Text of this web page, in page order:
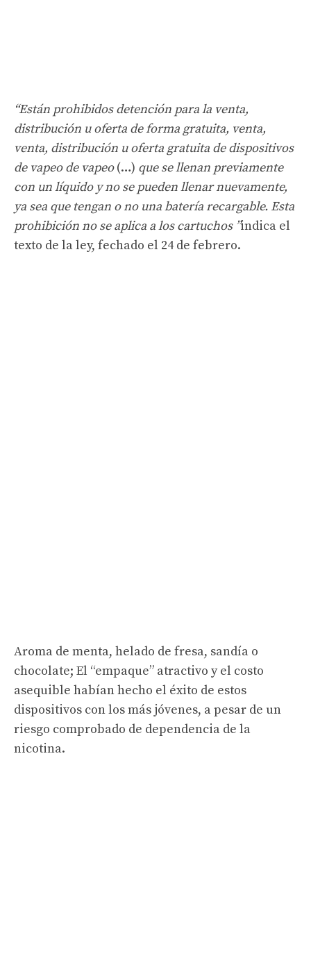
“Están prohibidos detención para la venta,
distribución u oferta de forma gratuita, venta,
venta, distribución u oferta gratuita de dispositivos
de vapeo de vapeo(…) que se llenan previamente
con un líquido y no se pueden llenar nuevamente,
ya sea que tengan o no una batería recargable. Esta
prohibición no se aplica a los cartuchos ”indica el
texto de la ley, fechado el 24 de febrero.
Aroma de menta, helado de fresa, sandía o
chocolate; El “empaque” atractivo y el costo
asequible habían hecho el éxito de estos
dispositivos con los más jóvenes, a pesar de un
riesgo comprobado de dependencia de la
nicotina.